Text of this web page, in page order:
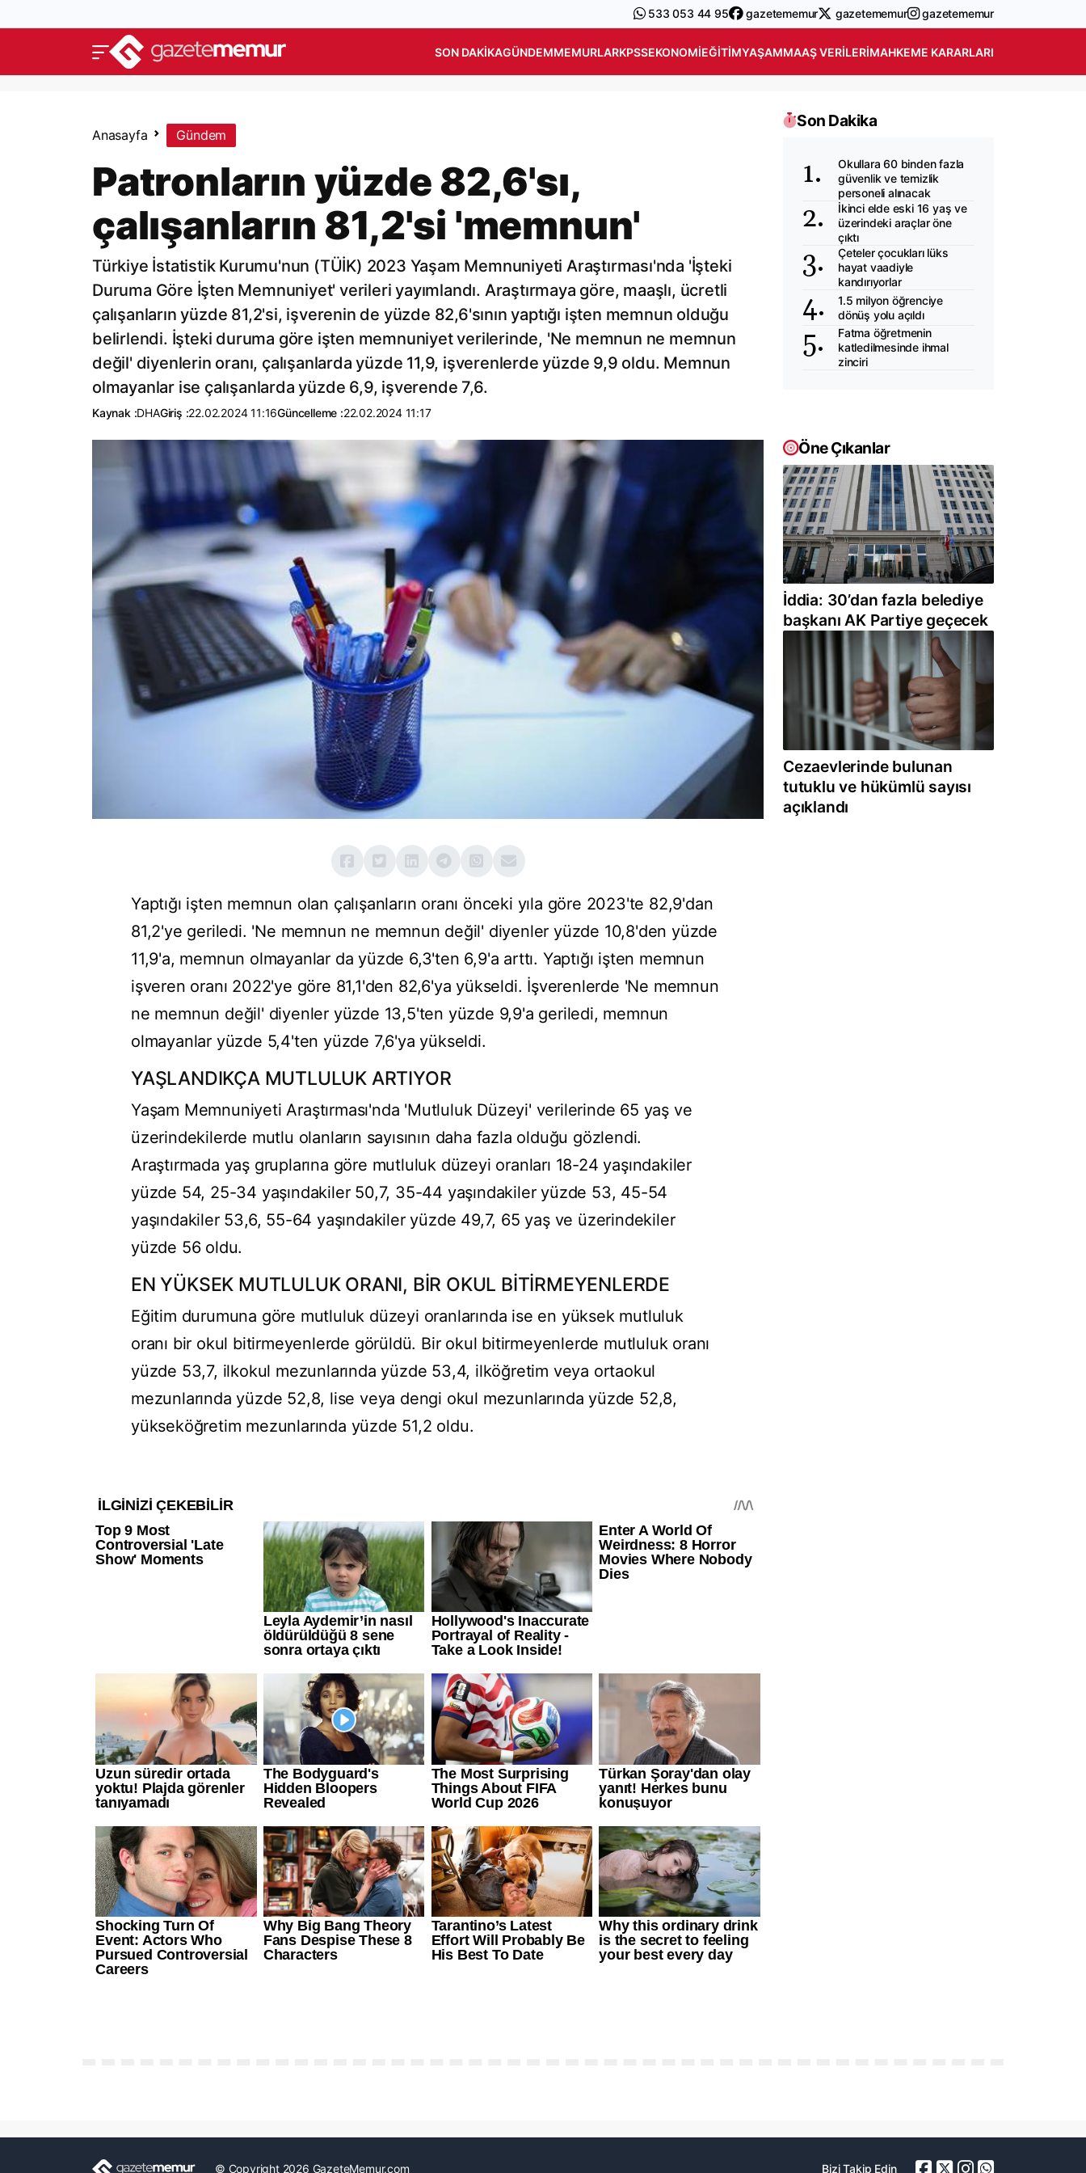
533 053 44 95 gazetememur gazetememur gazetememur
SON DAKIKAGÜNDEMMEMURLARKPSSEKONOMIEĞITIMYAŞAMMAAŞ VERILERIMAHKEME KARARLARI
Anasayfa Gündem
Patronların yüzde 82,6'sı,
çalışanların 81,2'si 'memnun'
Türkiye İstatistik Kurumu'nun (TÜİK) 2023 Yaşam Memnuniyeti Araştırması'nda 'İşteki
Duruma Göre İşten Memnuniyet' verileri yayımlandı. Araştırmaya göre, maaşlı, ücretli
çalışanların yüzde 81,2'si, işverenin de yüzde 82,6'sının yaptığı işten memnun olduğu
belirlendi. İşteki duruma göre işten memnuniyet verilerinde, 'Ne memnun ne memnun
değil' diyenlerin oranı, çalışanlarda yüzde 11,9, işverenlerde yüzde 9,9 oldu. Memnun
olmayanlar ise çalışanlarda yüzde 6,9, işverende 7,6.
Kaynak :DHAGiriş :22.02.2024 11:16Güncelleme :22.02.2024 11:17
Yaptığı işten memnun olan çalışanların oranı önceki yıla göre 2023'te 82,9'dan
81,2'ye geriledi. 'Ne memnun ne memnun değil' diyenler yüzde 10,8'den yüzde
11,9'a, memnun olmayanlar da yüzde 6,3'ten 6,9'a arttı. Yaptığı işten memnun
işveren oranı 2022'ye göre 81,1'den 82,6'ya yükseldi. İşverenlerde 'Ne memnun
ne memnun değil' diyenler yüzde 13,5'ten yüzde 9,9'a geriledi, memnun
olmayanlar yüzde 5,4'ten yüzde 7,6'ya yükseldi.
YAŞLANDIKÇA MUTLULUK ARTIYOR
Yaşam Memnuniyeti Araştırması'nda 'Mutluluk Düzeyi' verilerinde 65 yaş ve
üzerindekilerde mutlu olanların sayısının daha fazla olduğu gözlendi.
Araştırmada yaş gruplarına göre mutluluk düzeyi oranları 18-24 yaşındakiler
yüzde 54, 25-34 yaşındakiler 50,7, 35-44 yaşındakiler yüzde 53, 45-54
yaşındakiler 53,6, 55-64 yaşındakiler yüzde 49,7, 65 yaş ve üzerindekiler
yüzde 56 oldu.
EN YÜKSEK MUTLULUK ORANI, BİR OKUL BİTİRMEYENLERDE
Eğitim durumuna göre mutluluk düzeyi oranlarında ise en yüksek mutluluk
oranı bir okul bitirmeyenlerde görüldü. Bir okul bitirmeyenlerde mutluluk oranı
yüzde 53,7, ilkokul mezunlarında yüzde 53,4, ilköğretim veya ortaokul
mezunlarında yüzde 52,8, lise veya dengi okul mezunlarında yüzde 52,8,
yükseköğretim mezunlarında yüzde 51,2 oldu.
Son Dakika
Okullara 60 binden fazla
güvenlik ve temizlik
personeli alınacak
İkinci elde eski 16 yaş ve
üzerindeki araçlar öne
çıktı
Çeteler çocukları lüks
hayat vaadiyle
kandırıyorlar
1.5 milyon öğrenciye
dönüş yolu açıldı
Fatma öğretmenin
katledilmesinde ihmal
zinciri
Öne Çıkanlar
İddia: 30’dan fazla belediye
başkanı AK Partiye geçecek
Cezaevlerinde bulunan
tutuklu ve hükümlü sayısı
açıklandı
© Copyright 2026 GazeteMemur.com Bizi Takip Edin